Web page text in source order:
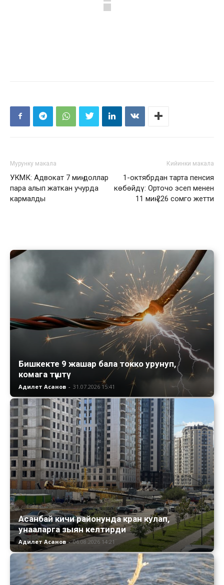
Мурунку макала
УКМК: Адвокат 7 миң доллар
пара алып жаткан учурда
кармалды
Кийинки макала
1-октябрдан тарта пенсия
көбөйдү: Орточо эсеп менен
11 миң 226 сомго жетти
Бишкекте 9 жашар бала токко урунуп,
комага түштү
Адилет Асанов - 31.07.2026 15:41
Асанбай кичи районунда кран кулап,
унааларга зыян келтирди
Адилет Асанов - 06.08.2026 14:21